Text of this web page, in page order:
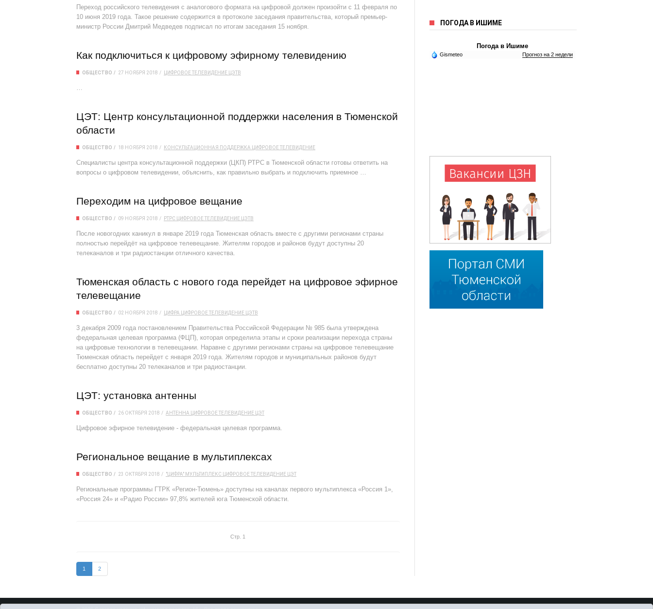
Переход российского телевидения с аналогового формата на цифровой должен произойти с 11 февраля по
10 июня 2019 года. Такое решение содержится в протоколе заседания правительства, который премьер-
министр России Дмитрий Медведев подписал по итогам заседания 15 ноября.
Как подключиться к цифровому эфирному телевидению
ОБЩЕСТВО 27 НОЯБРЯ 2018 ЦИФРОВОЕ ТЕЛЕВИДЕНИЕ ЦЭТВ
…
ЦЭТ: Центр консультационной поддержки населения в Тюменской
области
ОБЩЕСТВО 18 НОЯБРЯ 2018 КОНСУЛЬТАЦИОННАЯ ПОДДЕРЖКА ЦИФРОВОЕ ТЕЛЕВИДЕНИЕ
Специалисты центра консультационной поддержки (ЦКП) РТРС в Тюменской области готовы ответить на
вопросы о цифровом телевидении, объяснить, как правильно выбрать и подключить приемное …
Переходим на цифровое вещание
ОБЩЕСТВО 09 НОЯБРЯ 2018 РТРС ЦИФРОВОЕ ТЕЛЕВИДЕНИЕ ЦЭТВ
После новогодних каникул в январе 2019 года Тюменская область вместе с другими регионами страны
полностью перейдёт на цифровое телевещание. Жителям городов и районов будут доступны 20
телеканалов и три радиостанции отличного качества.
Тюменская область с нового года перейдет на цифровое эфирное
телевещание
ОБЩЕСТВО 02 НОЯБРЯ 2018 ЦИФРА ЦИФРОВОЕ ТЕЛЕВИДЕНИЕ ЦЭТВ
3 декабря 2009 года постановлением Правительства Российской Федерации № 985 была утверждена
федеральная целевая программа (ФЦП), которая определила этапы и сроки реализации перехода страны
на цифровые технологии в телевещании. Наравне с другими регионами страны на цифровое телевещание
Тюменская область перейдет с января 2019 года. Жителям городов и муниципальных районов будут
бесплатно доступны 20 телеканалов и три радиостанции.
ЦЭТ: установка антенны
ОБЩЕСТВО 26 ОКТЯБРЯ 2018 АНТЕННА ЦИФРОВОЕ ТЕЛЕВИДЕНИЕ ЦЭТ
Цифровое эфирное телевидение - федеральная целевая программа.
Региональное вещание в мультиплексах
ОБЩЕСТВО 23 ОКТЯБРЯ 2018 "ЦИФРА" МУЛЬТИПЛЕКС ЦИФРОВОЕ ТЕЛЕВИДЕНИЕ ЦЭТ
Региональные программы ГТРК «Регион-Тюмень» доступны на каналах первого мультиплекса «Россия 1»,
«Россия 24» и «Радио России» 97,8% жителей юга Тюменской области.
Стр. 1
1 2
ПОГОДА В ИШИМЕ
Погода в Ишиме
Gismeteo Прогноз на 2 недели